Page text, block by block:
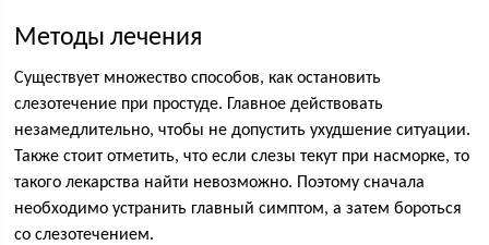
Методы лечения
Существует множество способов, как остановить
слезотечение при простуде. Главное действовать
незамедлительно, чтобы не допустить ухудшение ситуации.
Также стоит отметить, что если слезы текут при насморке, то
такого лекарства найти невозможно. Поэтому сначала
необходимо устранить главный симптом, а затем бороться
со слезотечением.